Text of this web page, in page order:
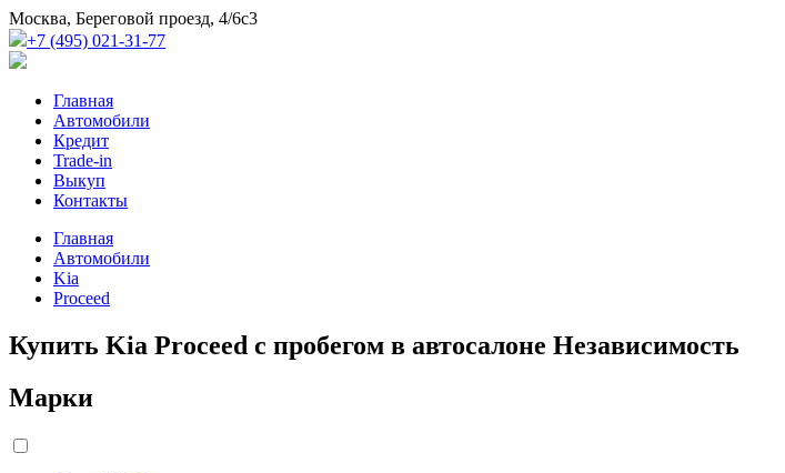
Москва, Береговой проезд, 4/6с3
+7 (495) 021-31-77
Главная
Автомобили
Кредит
Trade-in
Выкуп
Контакты
Главная
Автомобили
Kia
Proceed
Купить Kia Proceed с пробегом в автосалоне Независимость
Марки